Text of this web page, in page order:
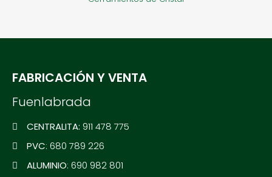
FABRICACIÓN Y VENTA
Fuenlabrada
CENTRALITA: 911 478 775
PVC: 680 789 226
ALUMINIO: 690 982 801